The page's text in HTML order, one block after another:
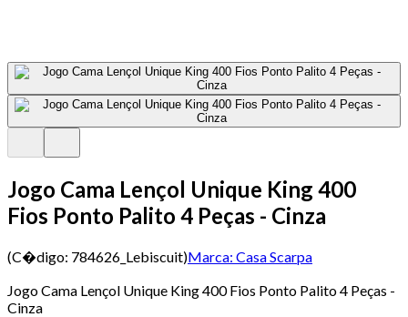
Jogo Cama Lençol Unique King 400
Fios Ponto Palito 4 Peças - Cinza
(C�digo: 784626_Lebiscuit)Marca: Casa Scarpa
Jogo Cama Lençol Unique King 400 Fios Ponto Palito 4 Peças -
Cinza